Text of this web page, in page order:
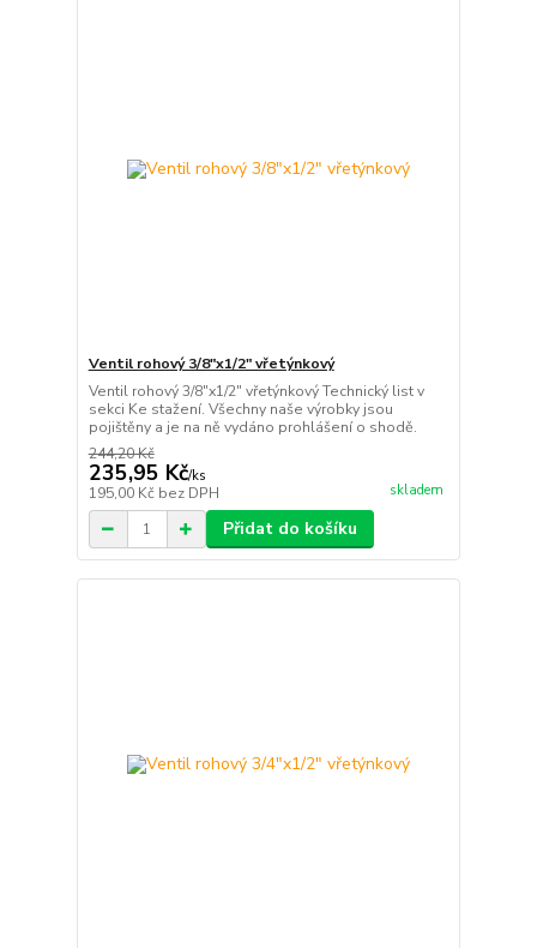
Ventil rohový 3/8"x1/2" vřetýnkový
Ventil rohový 3/8"x1/2" vřetýnkový Technický list v
sekci Ke stažení. Všechny naše výrobky jsou
pojištěny a je na ně vydáno prohlášení o shodě.
244,20 Kč
235,95 Kč/ks
195,00 Kč bez DPH skladem
Přidat do košíku